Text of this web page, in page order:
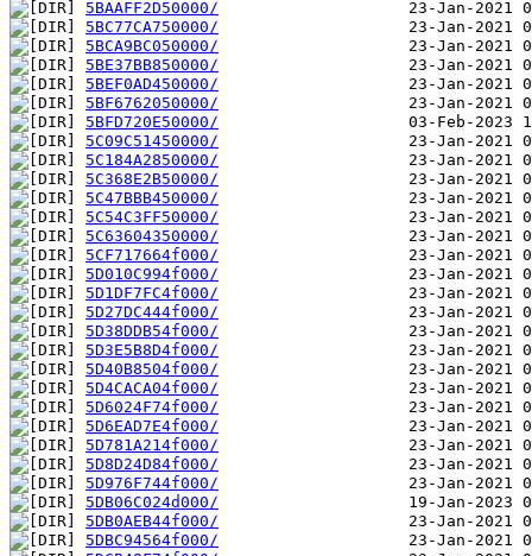
5BAAFF2D50000/
5BC77CA750000/
5BCA9BC050000/
5BE37BB850000/
5BEF0AD450000/
5BF6762050000/
5BFD720E50000/
5C09C51450000/
5C184A2850000/
5C368E2B50000/
5C47BBB450000/
5C54C3FF50000/
5C63604350000/
5CF717664f000/
5D010C994f000/
5D1DF7FC4f000/
5D27DC444f000/
5D38DDB54f000/
5D3E5B8D4f000/
5D40B8504f000/
5D4CACA04f000/
5D6024F74f000/
5D6EAD7E4f000/
5D781A214f000/
5D8D24D84f000/
5D976F744f000/
5DB06C024d000/
5DB0AEB44f000/
5DBC94564f000/